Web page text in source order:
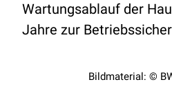
Wartungsablauf der
Jahre zur
Bildmaterial: ©